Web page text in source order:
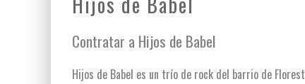
Contratar a Hijos de Babel
Hijos de Babel es un trío de rock del barrio de